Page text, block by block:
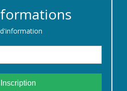
Inscription